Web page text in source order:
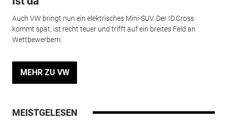
Auch VW bringt nun ein elektrisches Mini-SUV. Der ID.Cross
kommt spät, ist recht teuer und trifft auf ein breites Feld an
Wettbewerbern.
MEHR ZU VW
MEISTGELESEN